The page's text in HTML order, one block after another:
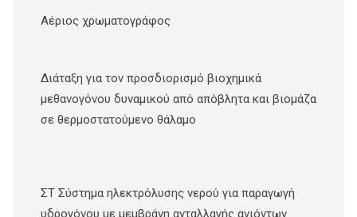
Αέριος χρωματογράφος
Διάταξη για τον προσδιορισμό βιοχημικά
μεθανογόνου δυναμικού από απόβλητα και βιομάζα
σε θερμοστατούμενο θάλαμο
ΣΤ Σύστημα ηλεκτρόλυσης νερού για παραγωγή
υδρογόνου με μεμβράνη ανταλλαγής ανιόντων